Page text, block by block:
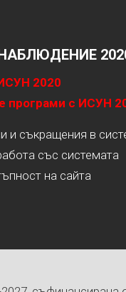
2020
програми с ИСУН
и съкращения в
със системата
на сайта